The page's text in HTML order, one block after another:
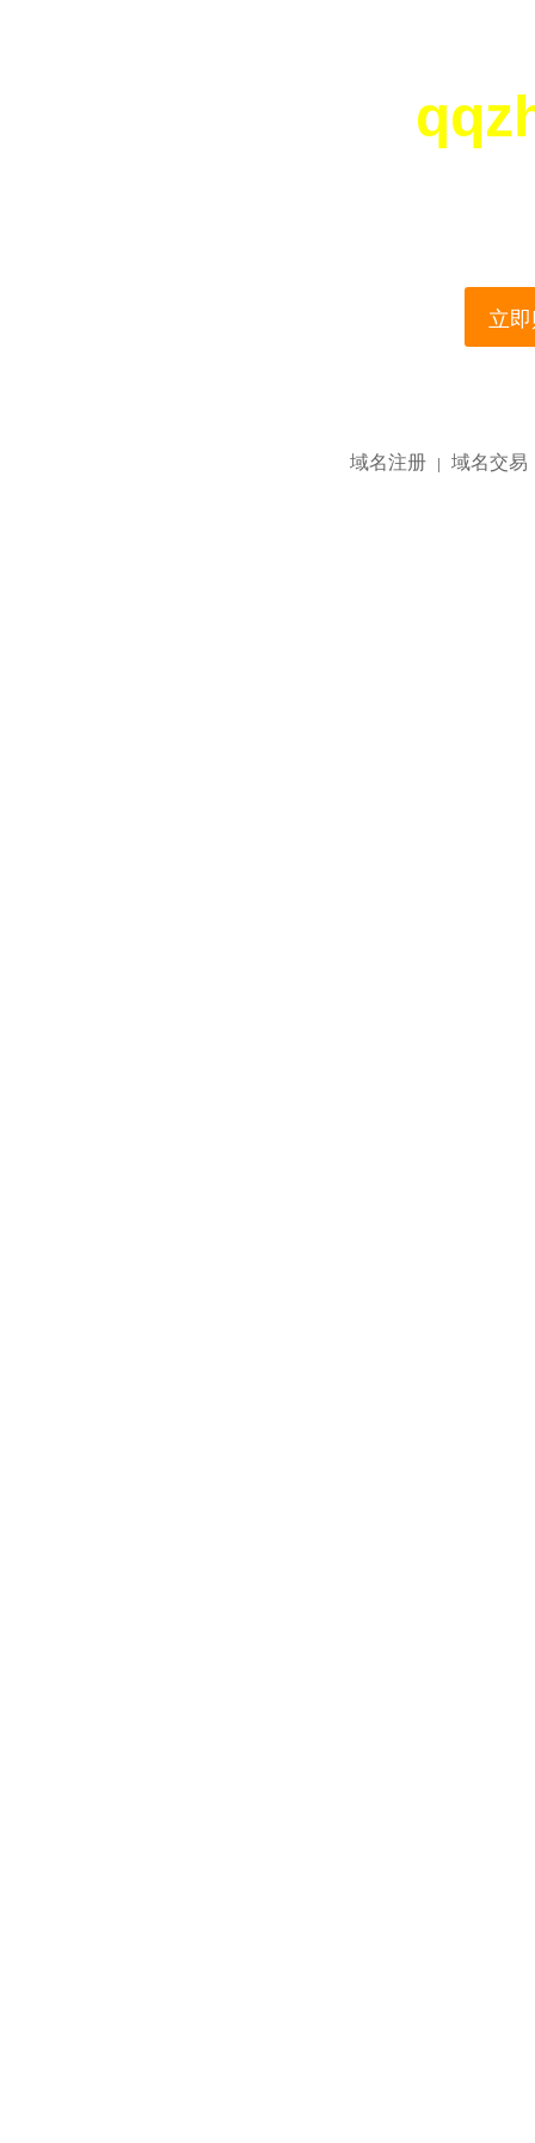
立
域名注册 | 域名交易